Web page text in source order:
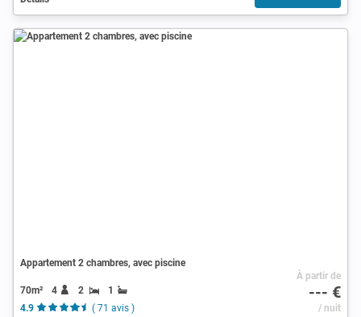
Appartement 2 chambres, avec piscine
70m² 4 2
1
4.9
( 71 avis )
À partir de
--- €
/ nuit